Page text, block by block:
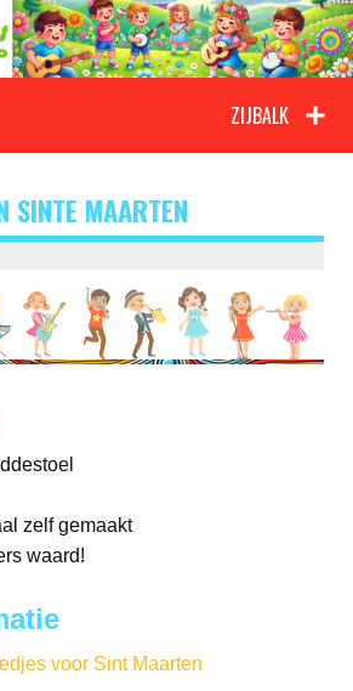
Kinderliedjes
ZIJBALK
SINTE MAARTEN
zelf gemaakt
waard!
voor Sint Maarten